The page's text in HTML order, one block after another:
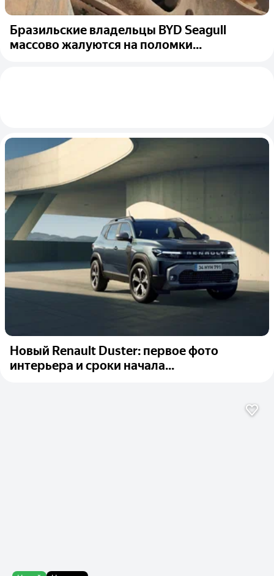
Бразильские владельцы BYD Seagull
массово жалуются на поломки...
Новый Renault Duster: первое фото
интерьера и сроки начала...